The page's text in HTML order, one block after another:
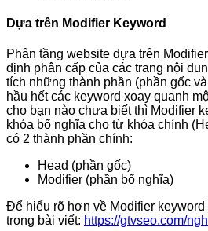
Dựa trên Modifier Keyword
Phân tầng website dựa trên
định phân cấp của các trang nội
tích những thành phần (phần gốc
hầu hết các keyword xoay quanh
cho bạn nào chưa biết thì Modifier
khóa bổ nghĩa cho từ khóa chính
có 2 thành phần chính:
Head (phần gốc)
Modifier (phần bổ nghĩa)
Để hiểu rõ hơn về Modifier keyword
trong bài viết: https://gtvseo.com/